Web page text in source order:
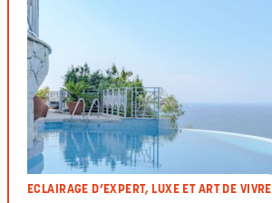
ECLAIRAGE D’EXPERT, LUXE ET ART DE VIVRE